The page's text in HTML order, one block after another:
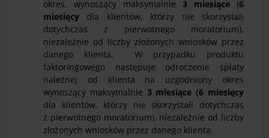
okres, wynoszący maksymalnie 3 miesiące (6
miesięcy dla klientów, którzy nie skorzystali
dotychczas z pierwotnego moratorium),
niezależnie od liczby złożonych wniosków przez
danego klienta. W przypadku produktu
faktoringowego następuje odroczenie spłaty
należnej od klienta na uzgodniony okres
wynoszący maksymalnie 3 miesiące (6 miesięcy
dla klientów, którzy nie skorzystali dotychczas
z pierwotnego moratorium), niezależnie od liczby
złożonych wniosków przez danego klienta.